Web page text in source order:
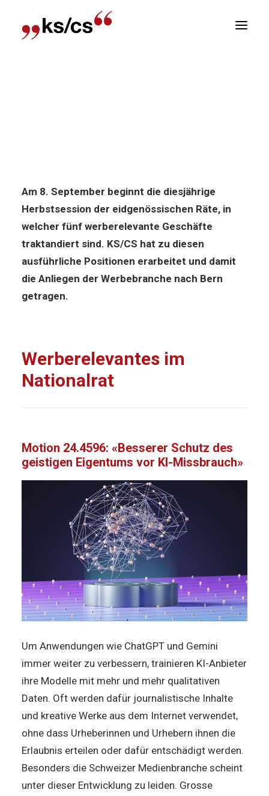
Am 8. September beginnt die diesjährige
Herbstsession der eidgenössischen Räte, in
welcher fünf werberelevante Geschäfte
traktandiert sind. KS/CS hat zu diesen
ausführliche Positionen erarbeitet und damit
die Anliegen der Werbebranche nach Bern
getragen.
Werberelevantes im
Nationalrat
Motion 24.4596: «Besserer Schutz des
geistigen Eigentums vor KI-Missbrauch»
Um Anwendungen wie ChatGPT und Gemini
immer weiter zu verbessern, trainieren KI-Anbieter
ihre Modelle mit mehr und mehr qualitativen
Daten. Oft werden dafür journalistische Inhalte
und kreative Werke aus dem Internet verwendet,
ohne dass Urheberinnen und Urhebern ihnen die
Erlaubnis erteilen oder dafür entschädigt werden.
Besonders die Schweizer Medienbranche scheint
unter dieser Entwicklung zu leiden. Grosse